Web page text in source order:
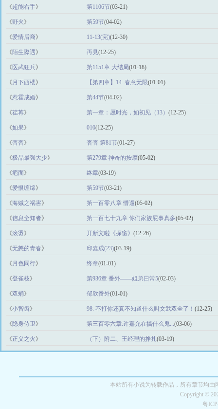
《超能右手》 第1106节(03-21)
《野火 》 第59节(04-02)
《爱情后裔》 11-13(完)(12-30)
《 陌生際遇》 再見(12-25)
《 医武狂兵》 第1151章 大结局(01-18)
《 月下西楼》 【第四章】14. 春意无限(01-01)
《惹霍成婚》 第44节(04-02)
《荏苒》 第一章：愿时光，如初见（13） (12-25)
《如果》 010(12-25)
《杳杳》 杳杳 第81节(01-27)
《极品最强大少》 第279章 神奇的按摩(05-02)
《疤面》 终章(03-19)
《爱恨缠绵》 第59节(03-21)
《海贼之祸害》 第一百零八章 懵逼(05-02)
《信息全知者》 第一百七十九章 你们家族屁事真多(05-02)
《滚烫》 开新文啦《探窗》 (12-26)
《无恙的青春》 邱嘉成(23)(03-19)
《 月色同行》 终章(01-01)
《登雀枝》 第936章 番外——姐弟日常5(02-03)
《双蛹》 郁欣番外(01-01)
《小智齿》 98. 不打你还真不知道什么叫文武双全了！ (12-25)
《 隐身侍卫》 第三百零六章:许嘉允在搞什么鬼...(03-06)
《正义之火 》 （下）附二、王经理的挣扎(03-19)
本站所有小说为转载作品，所有章节均
Copyright ©
粤